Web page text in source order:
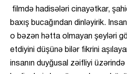
filmdə hadisələri cinayətkar,
baxış bucağından dinləyirik.
o bəzən hətta olmayan şeyləri
etdiyini düşünə bilər fikrini
insanın duyğusal zəifliyi